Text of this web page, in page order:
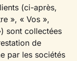
(ci-après,
», « Vos »,
sont collectées
de
par les sociétés